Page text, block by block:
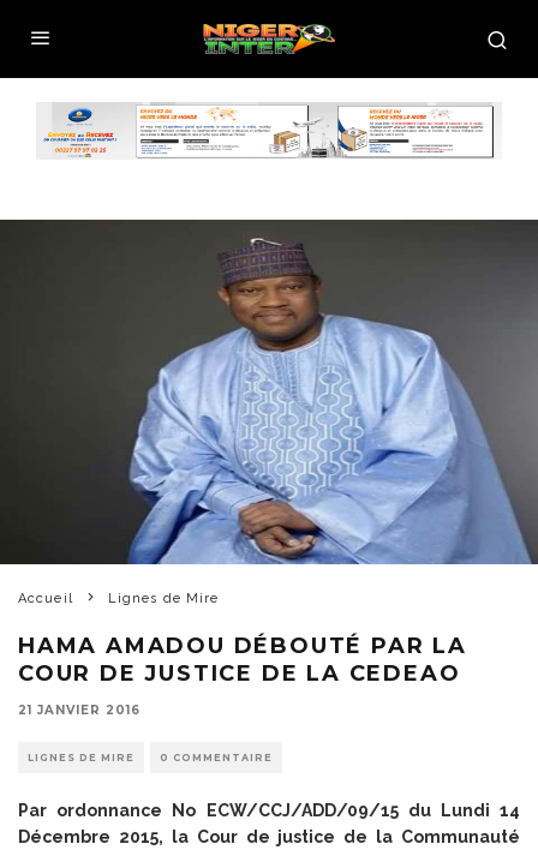
Accueil Lignes de Mire
HAMA AMADOU DÉBOUTÉ PAR LA
COUR DE JUSTICE DE LA CEDEAO
21 JANVIER 2016
LIGNES DE MIRE 0 COMMENTAIRE
Par ordonnance No ECW/CCJ/ADD/09/15 du Lundi 14
Décembre 2015, la Cour de justice de la Communauté